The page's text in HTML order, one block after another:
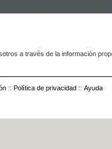
a través de la información
:: Política de privacidad :: Ayuda